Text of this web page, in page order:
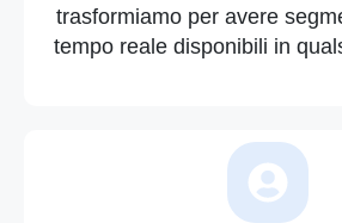
trasformiamo per avere
tempo reale disponibili in